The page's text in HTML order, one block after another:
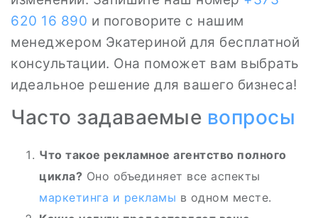
620 16 890 и поговорите с нашим
менеджером Экатериной для бесплатной
консультации. Она поможет вам выбрать
идеальное решение для вашего бизнеса!
Часто задаваемые вопросы
Что такое рекламное агентство полного
цикла? Оно объединяет все аспекты
маркетинга и рекламы в одном месте.